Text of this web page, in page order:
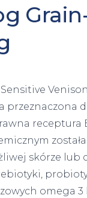
przeznaczona
receptura
skórze
omega